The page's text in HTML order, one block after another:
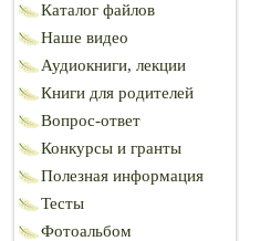
Каталог файлов
Наше видео
Аудиокниги, лекции
Книги для родителей
Вопрос-ответ
Конкурсы и гранты
Полезная информация
Тесты
Фотоальбом